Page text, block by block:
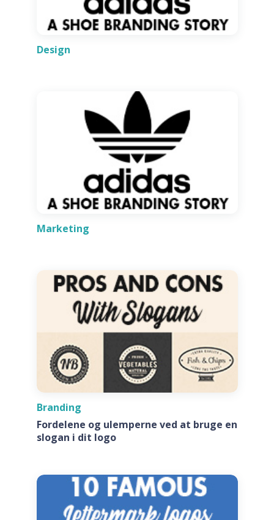
Design
Marketing
Branding
Fordelene og ulemperne ved at bruge en
slogan i dit logo